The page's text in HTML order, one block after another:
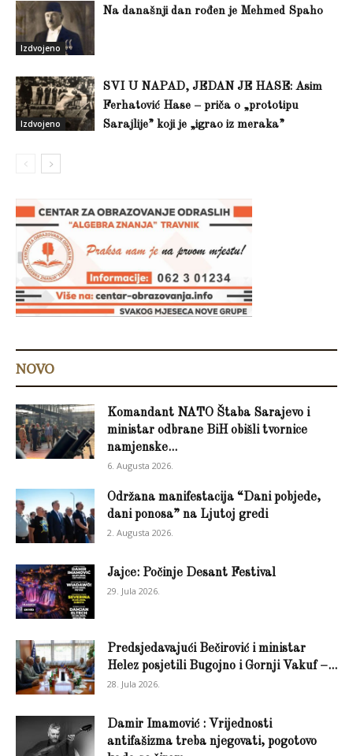
Izdvojeno
Na današnji dan rođen je Mehmed Spaho
Izdvojeno
SVI U NAPAD, JEDAN JE HASE: Asim
Ferhatović Hase – priča o „prototipu
Sarajlije” koji je „igrao iz meraka”
NOVO
Komandant NATO Štaba Sarajevo i
ministar odbrane BiH obišli tvornice
namjenske...
6. Augusta 2026.
Održana manifestacija “Dani pobjede,
dani ponosa” na Ljutoj gredi
2. Augusta 2026.
Jajce: Počinje Desant Festival
29. Jula 2026.
Predsjedavajući Bečirović i ministar
Helez posjetili Bugojno i Gornji Vakuf –...
28. Jula 2026.
Damir Imamović : Vrijednosti
antifašizma treba njegovati, pogotovo